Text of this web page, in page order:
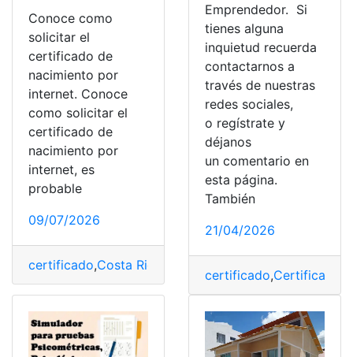
Conoce como
solicitar el
certificado de
nacimiento por
internet. Conoce
como solicitar el
certificado de
nacimiento por
internet, es
probable
09/07/2026
certificado,Costa Rica
Emprendedor. Si
tienes alguna
inquietud recuerda
contactarnos a
través de nuestras
redes sociales,
o regístrate y
déjanos
un comentario en
esta página.
También
21/04/2026
certificado,Certificado